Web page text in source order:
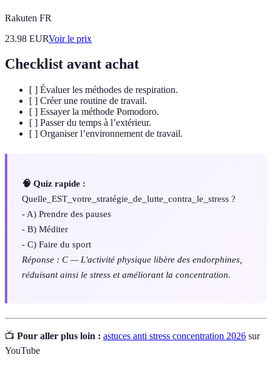
Rakuten FR
23.98 EURVoir le prix
Checklist avant achat
[ ] Évaluer les méthodes de respiration.
[ ] Créer une routine de travail.
[ ] Essayer la méthode Pomodoro.
[ ] Passer du temps à l’extérieur.
[ ] Organiser l’environnement de travail.
🧠 Quiz rapide :
Quelle_EST_votre_stratégie_de_lutte_contra_le_stress ?
- A) Prendre des pauses
- B) Méditer
- C) Faire du sport
Réponse : C — L'activité physique libère des endorphines,
réduisant ainsi le stress et améliorant la concentration.
📺 Pour aller plus loin : astuces anti stress concentration 2026 sur
YouTube